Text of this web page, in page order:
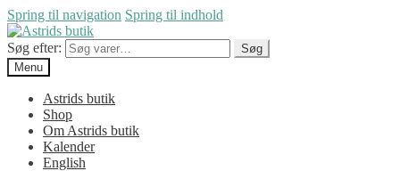
Spring til navigation Spring til indhold
Søg efter:
Søg
Menu
Astrids butik
Shop
Om Astrids butik
Kalender
English